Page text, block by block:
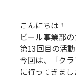
こんにちは！
ビール事業部の
第13回目の活動
今回は、「クラ
に行ってきまし